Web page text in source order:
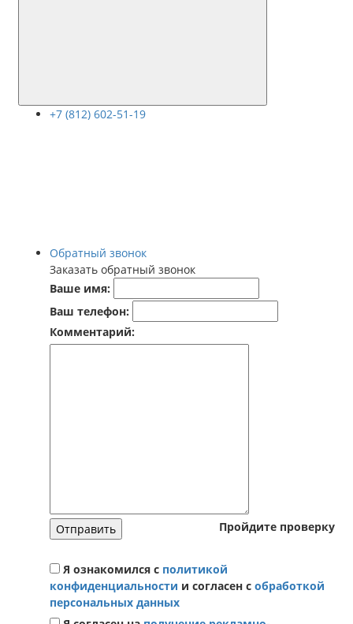
+7 (812) 602-51-19
Обратный звонок
Заказать обратный звонок
Ваше имя:
Ваш телефон:
Комментарий:
Пройдите проверку
Отправить
Я ознакомился с политикой
конфиденциальности и согласен с обработкой
персональных данных